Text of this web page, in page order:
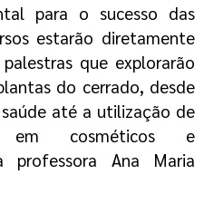
para o sucesso das
estarão diretamente
que explorarão
do cerrado, desde
até a utilização de
em cosméticos e
professora Ana Maria